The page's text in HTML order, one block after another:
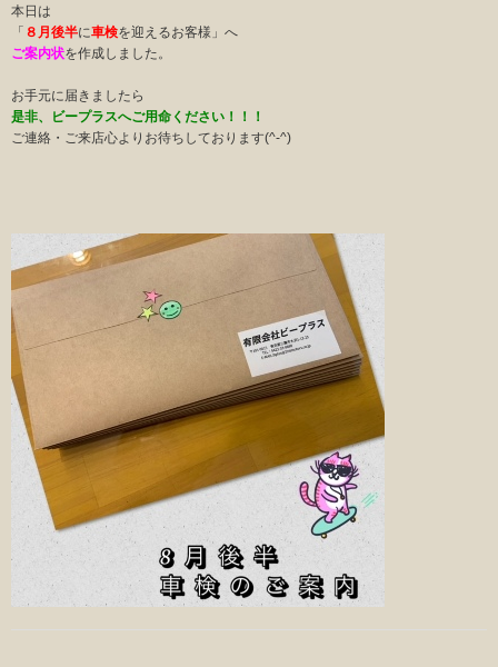
本日は
「 ８月後半に車検を迎えるお客様」へ
ご案内状を作成しました。
お手元に届きましたら
是非、ビープラスへご用命ください！！！
ご連絡・ご来店心よりお待ちしております(^-^)